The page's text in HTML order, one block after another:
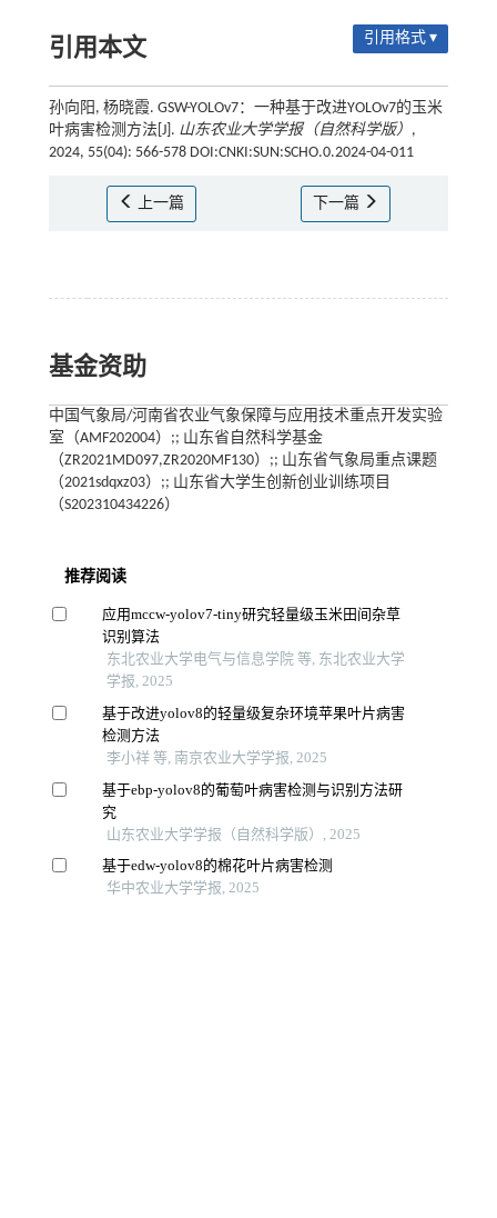
引用本文 引用格式 ▾
孙向阳, 杨晓霞. GSW-YOLOv7：一种基于改进YOLOv7的玉米
叶病害检测方法[J]. 山东农业大学学报（自然科学版） ,
2024, 55(04): 566-578 DOI:CNKI:SUN:SCHO.0.2024-04-011
上一篇 下一篇
基金资助
中国气象局/河南省农业气象保障与应用技术重点开发实验
室（AMF202004）;; 山东省自然科学基金
（ZR2021MD097,ZR2020MF130）;; 山东省气象局重点课题
（2021sdqxz03）;; 山东省大学生创新创业训练项目
（S202310434226）